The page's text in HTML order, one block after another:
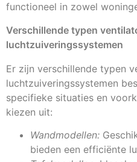
functioneel in zowel
Verschillende typen
luchtzuiveringssystemen
Er zijn verschillende typen
luchtzuiveringssystemen
specifieke situaties en
kiezen uit:
Wandmodellen:
bieden een efficiënte